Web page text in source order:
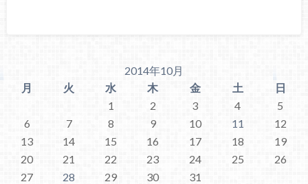
2014年10月
月
火 水 木 金 土
日
1
2 3 4
5
6
7 8 9 10 11
12
13
14 15 16 17 18
19
20
21 22 23 24 25
26
27
28 29 30
31